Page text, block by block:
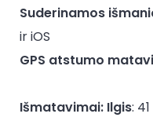
Suderinamos
ir iOS
GPS atstumo
Išmatavimai: Ilgis: